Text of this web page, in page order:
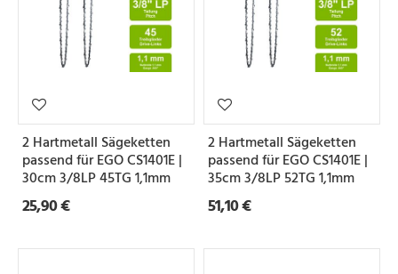
2 Hartmetall Sägeketten
passend für EGO CS1401E |
30cm 3/8LP 45TG 1,1mm
25,90 €
2 Hartmetall Sägeketten
passend für EGO CS1401E |
35cm 3/8LP 52TG 1,1mm
51,10 €
o
S